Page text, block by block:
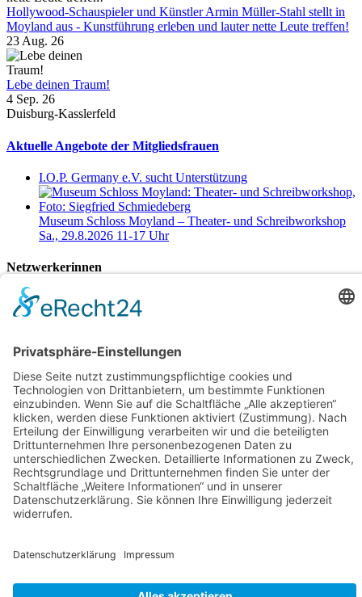
Hollywood-Schauspieler und Künstler Armin Müller-Stahl stellt in
Moyland aus - Kunstführung erleben und lauter nette Leute treffen!
23 Aug. 26
Lebe deinen Traum!
4 Sep. 26
Duisburg-Kasslerfeld
Aktuelle Angebote der Mitgliedsfrauen
I.O.P. Germany e.V. sucht Unterstützung
Museum Schloss Moyland – Theater- und Schreibworkshop
Sa., 29.8.2026 11-17 Uhr
Netzwerkerinnen
Login für Mitglieder
Für Mitgliedsfrauen: zum Erstellen eigener Angebote und zum
Bearbeiten des Unternehmensprofils bitte einloggen!
Social Media
Folge dem unternehmerinnen forum niederrhein auch auf Facebook,
Instagram oder LinkedIn.
Powered by
CommuniBIT